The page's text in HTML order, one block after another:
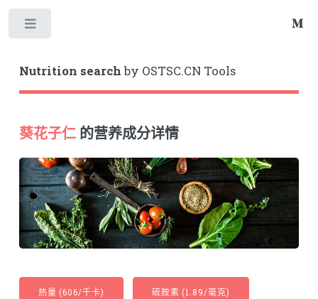
Nutrition searchby OSTSC.CN Tools
葵花子仁的营养成分详情
热量 (606/千卡) 硫胺素 (1.89/毫克)